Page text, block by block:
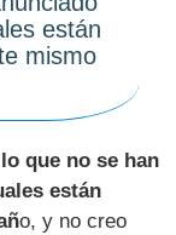
están
mismo
que no se han
están
o, y no creo